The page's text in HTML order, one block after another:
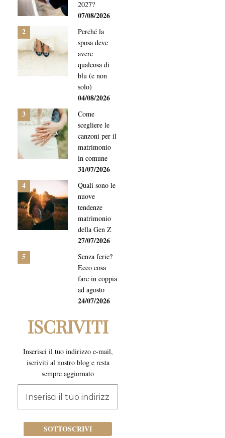
2027?
07/08/2026
Perché la
sposa deve
avere
qualcosa di
blu (e non
solo)
04/08/2026
2
Come
scegliere le
canzoni per il
matrimonio
in comune
31/07/2026
3
Quali sono le
nuove
tendenze
matrimonio
della Gen Z
27/07/2026
4
Senza ferie?
Ecco cosa
fare in coppia
ad agosto
24/07/2026
5
ISCRIVITI
Inserisci il tuo indirizzo e-mail,
iscriviti al nostro blog e resta
sempre aggiornato
alla
nostra
newsletter:
SOTTOSCRIVI